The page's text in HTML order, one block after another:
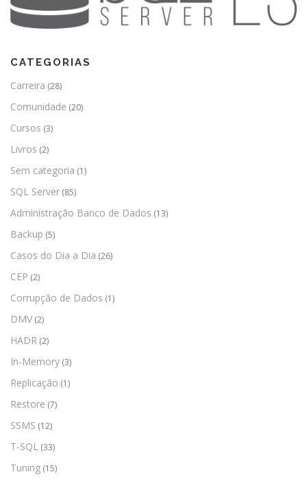
CATEGORIAS
Carreira (28)
Comunidade (20)
Cursos (3)
Livros (2)
Sem categoria (1)
SQL Server (85)
Administração Banco de Dados (13)
Backup (5)
Casos do Dia a Dia (26)
CEP (2)
Corrupção de Dados (1)
DMV (2)
HADR (2)
In-Memory (3)
Replicação (1)
Restore (7)
SSMS (12)
T-SQL (33)
Tuning (15)